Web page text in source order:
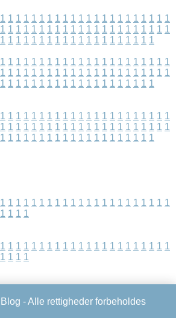
1 1 1 1 1 1 1 1 1 1 1 1 1 1 1 1 1 1 1 1 1 1
1 1 1 1 1 1 1 1 1 1 1 1 1 1 1 1 1 1 1 1 1 1
1 1 1 1 1 1 1 1 1 1 1 1 1 1 1 1 1 1 1 1
1 1 1 1 1 1 1 1 1 1 1 1 1 1 1 1 1 1 1 1 1 1
1 1 1 1 1 1 1 1 1 1 1 1 1 1 1 1 1 1 1 1 1 1
1 1 1 1 1 1 1 1 1 1 1 1 1 1 1 1 1 1 1 1
1 1 1 1 1 1 1 1 1 1 1 1 1 1 1 1 1 1 1 1 1 1
1 1 1 1 1 1 1 1 1 1 1 1 1 1 1 1 1 1 1 1 1 1
1 1 1 1 1 1 1 1 1 1 1 1 1 1 1 1 1 1 1 1
1 1 1 1 1 1 1 1 1 1 1 1 1 1 1 1 1 1 1 1 1 1
1 1 1 1
1 1 1 1 1 1 1 1 1 1 1 1 1 1 1 1 1 1 1 1 1 1
1 1 1 1
Blog - Alle rettigheder forbeholdes